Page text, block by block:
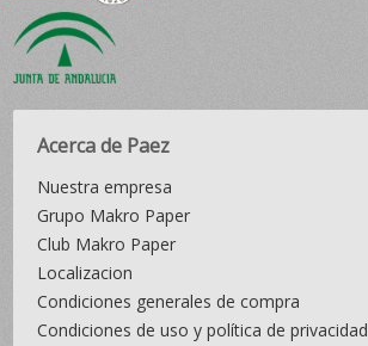
Acerca de Paez
Nuestra empresa
Grupo Makro Paper
Club Makro Paper
Localizacion
Condiciones generales de compra
Condiciones de uso y política de privacidad